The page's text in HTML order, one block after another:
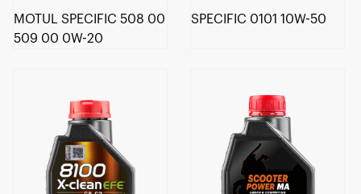
MOTUL SPECIFIC 508 00
509 00 0W-20
SPECIFIC 0101 10W-50